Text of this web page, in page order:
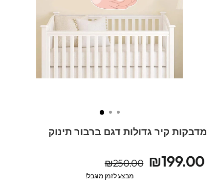
מדבקות קיר גדולות דגם ברבור תינוק
מחיר
מקורי
מחיר
מבצע
₪199.00
₪250.00
מבצע לזמן מוגבל!